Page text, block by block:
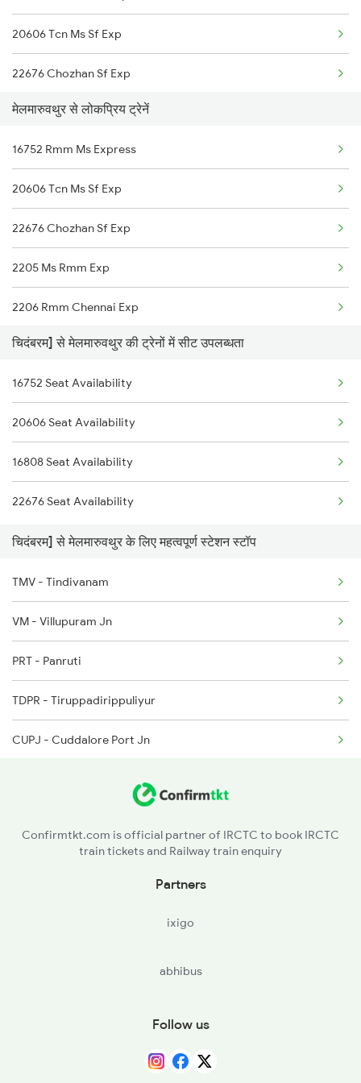
16866 Uzhavan Express
20606 Tcn Ms Sf Exp
22676 Chozhan Sf Exp
मेलमारुवथुर से लोकप्रिय ट्रेनें
16752 Rmm Ms Express
20606 Tcn Ms Sf Exp
22676 Chozhan Sf Exp
2205 Ms Rmm Exp
2206 Rmm Chennai Exp
2606 Kkdi Ms Exp
2631 Ms Ten Express
2632 Ten Ms Express
2633 Ms Cape Exp
2634 Cape Ms Exp
2663 Hwh Tpj Sf Spl
2664 Tpj Hwh Exp
2665 Hwh Cape Spl
2666 Cape Hwh Spl
2693 Ms Tn Exp
चिदंबरम] से मेलमारुवथुर की ट्रेनों में सीट उपलब्धता
16752 Seat Availability
20606 Seat Availability
16808 Seat Availability
22676 Seat Availability
चिदंबरम] से मेलमारुवथुर के लिए महत्वपूर्ण स्टेशन स्टॉप
TMV - Tindivanam
VM - Villupuram Jn
PRT - Panruti
TDPR - Tiruppadirippuliyur
CUPJ - Cuddalore Port Jn
Confirmtkt.com is official partner of IRCTC to book IRCTC
train tickets and Railway train enquiry
Partners
ixigo
abhibus
Follow us